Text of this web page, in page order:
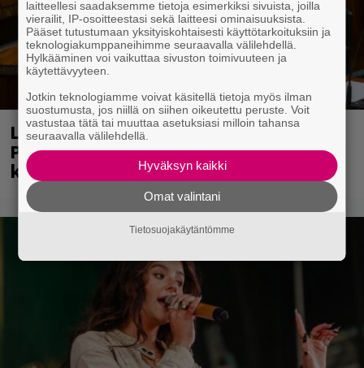
Laittomasta graffitista kiinni jäänyt
Paavo Arhinmäki jälleen spraypullo
kädessä – näitä puolueita ei kiinnosta
laitteellesi saadaksemme tietoja esimerkiksi sivuista, joilla
vierailit, IP-osoitteestasi sekä laitteesi ominaisuuksista.
Pääset tutustumaan yksityiskohtaisesti käyttötarkoituksiin ja
teknologiakumppaneihimme seuraavalla välilehdellä.
Hylkääminen voi vaikuttaa sivuston toimivuuteen ja
käytettävyyteen.
Jotkin teknologiamme voivat käsitellä tietoja myös ilman
suostumusta, jos niillä on siihen oikeutettu peruste. Voit
vastustaa tätä tai muuttaa asetuksiasi milloin tahansa
seuraavalla välilehdellä.
Hyväksyn kaikki
Omat valintani
Tietosuojakäytäntömme